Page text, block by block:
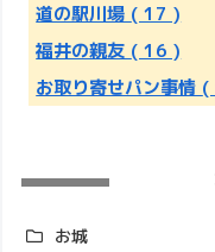
道の駅川場 ( 17 )
福井の親友 ( 16 )
お取り寄せパン事情 (
お城